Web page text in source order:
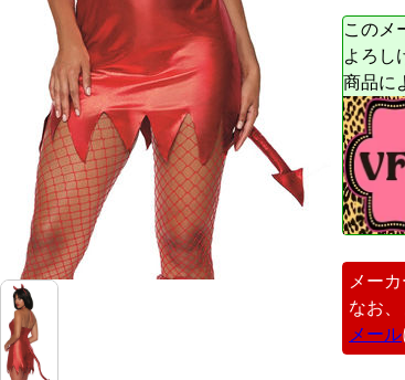
このメ
よろし
商品に
メー
なお
メール